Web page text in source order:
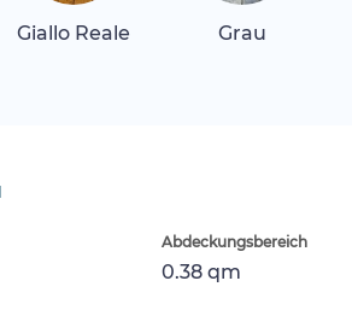
Giallo Reale Grau
Abdeckungsbereich
0.38 qm